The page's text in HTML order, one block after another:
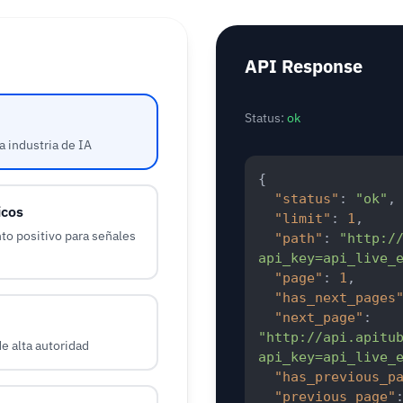
industria de IA
positivo para señales
alta autoridad
API Response
Status: ok
{
"status" : "ok" ,
"limit" : 1 ,
"path" :
"http://
"page" : 1 ,
"has_next_pages"
"next_page" :
"http://
"previous_page" :